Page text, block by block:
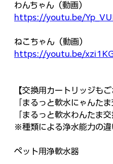
わんちゃん（動画）
https://youtu.be/
ねこちゃん（動画）
https://youtu.be/
【交換用カートリッジもご
「まるっと軟水にゃんた
「まるっと軟水わんたま
※種類による浄水能力の違
ペット用浄軟水器